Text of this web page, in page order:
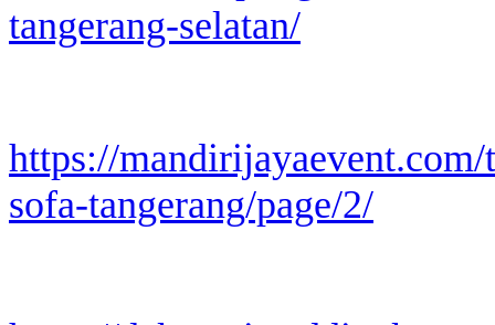
tangerang-selatan/
https://mandirijayaevent.com/
sofa-tangerang/page/2/